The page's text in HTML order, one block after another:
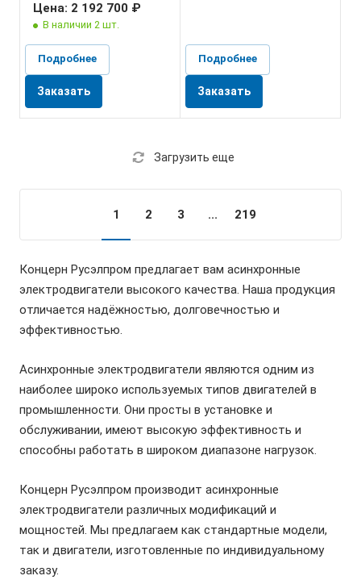
Цена: 2 192 700 ₽
В наличии 2 шт.
Подробнее
Заказать
Подробнее
Заказать
Загрузить еще
1 2 3 ... 219
Концерн Русэлпром предлагает вам асинхронные
электродвигатели высокого качества. Наша продукция
отличается надёжностью, долговечностью и
эффективностью.
Асинхронные электродвигатели являются одним из
наиболее широко используемых типов двигателей в
промышленности. Они просты в установке и
обслуживании, имеют высокую эффективность и
способны работать в широком диапазоне нагрузок.
Концерн Русэлпром производит асинхронные
электродвигатели различных модификаций и
мощностей. Мы предлагаем как стандартные модели,
так и двигатели, изготовленные по индивидуальному
заказу.